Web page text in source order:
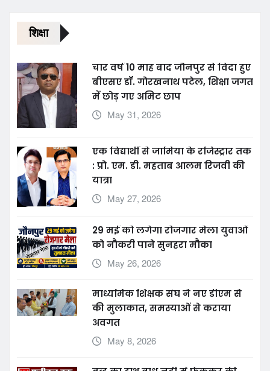
शिक्षा
चार वर्ष 10 माह बाद जौनपुर से विदा हुए
बीएसए डॉ. गोरखनाथ पटेल, शिक्षा जगत
में छोड़ गए अमिट छाप
एक विद्यार्थी से जामिया के रजिस्ट्रार तक
: प्रो. एम. डी. महताब आलम रिजवी की
यात्रा
29 मई को लगेगा रोजगार मेला युवाओं
को नौकरी पाने सुनहरा मौका
माध्यमिक शिक्षक संघ ने नए डीएम से
की मुलाकात, समस्याओं से कराया
अवगत